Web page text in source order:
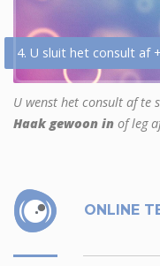
4. U sluit het consult af +
U wenst het consult af te
Haak gewoon in of leg
ONLINE